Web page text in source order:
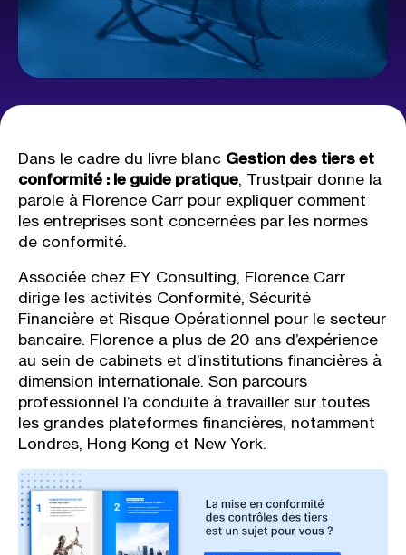
Dans le cadre du livre blanc Gestion des tiers et
conformité : le guide pratique, Trustpair donne la
parole à Florence Carr pour expliquer comment
les entreprises sont concernées par les normes
de conformité.
Associée chez EY Consulting, Florence Carr
dirige les activités Conformité, Sécurité
Financière et Risque Opérationnel pour le secteur
bancaire. Florence a plus de 20 ans d’expérience
au sein de cabinets et d’institutions financières à
dimension internationale. Son parcours
professionnel l’a conduite à travailler sur toutes
les grandes plateformes financières, notamment
Londres, Hong Kong et New York.